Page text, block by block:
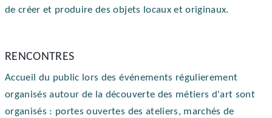
de créer et produire des objets locaux et originaux.
RENCONTRES
Accueil du public lors des événements régulierement
organisés autour de la découverte des métiers d'art sont
organisés : portes ouvertes des ateliers, marchés de